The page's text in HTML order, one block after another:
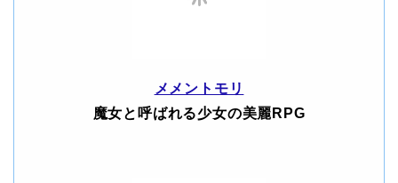
メメントモリ
魔女と呼ばれる少女の美麗RPG